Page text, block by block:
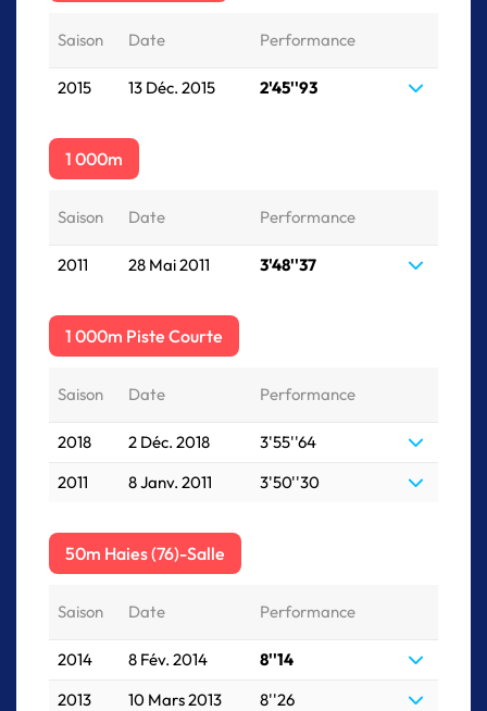
Saison Date Performance
2015 13 Déc. 2015 2'45''93
1 000m
Saison Date Performance
2011 28 Mai 2011 3'48''37
1 000m Piste Courte
Saison Date Performance
2018 2 Déc. 2018
3'55''64
2011
8 Janv. 2011 3'50''30
50m Haies (76)-Salle
Saison Date Performance
2014 8 Fév. 2014
8''14
2013
10 Mars 2013 8''26